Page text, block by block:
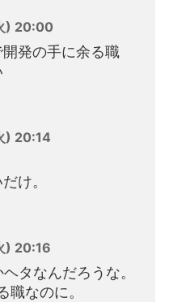
) 20:00
発の手に余る職
) 20:14
け。
) 20:16
タなんだろうな。
なのに。